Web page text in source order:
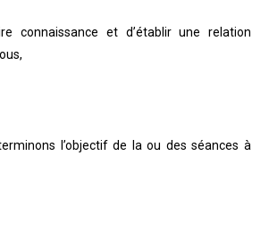
connaissance et d’établir une relation
l’objectif de la ou des séances à